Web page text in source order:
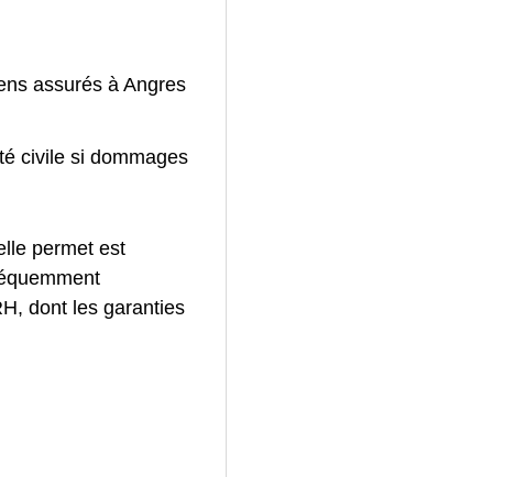
assurés à Angres
civile si dommages
permet est
dont les garanties